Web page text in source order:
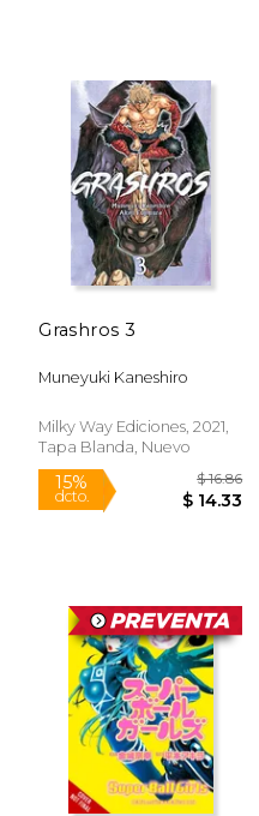
15%
dcto. $ 11.04
15%
dcto. $ 11.04
Rápido
Grashros 3
Muneyuki Kaneshiro
Milky Way Ediciones, 2021,
Tapa Blanda, Nuevo